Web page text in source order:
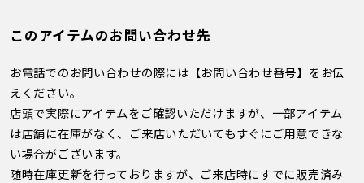
このアイテムのお問い合わせ先
お電話でのお問い合わせの際には【お問い合わせ番号】をお伝
えください。
店頭で実際にアイテムをご確認いただけますが、一部アイテム
は店舗に在庫がなく、ご来店いただいてもすぐにご用意できな
い場合がございます。
随時在庫更新を行っておりますが、ご来店時にすでに販売済み